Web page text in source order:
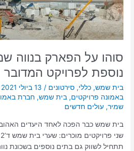
סוהו על הפארק בנווה
נוספת לפרויקט המדובר
בית שמש,כללי,סירטונים / 13 ביולי 2021
באמונה פרויקטים,בית שמש,חברת
שמיר,עולים חדשים
בית שמש כבר הפכה לאחד היעדים
תתחיל לשווק גם בתים נוספים בשכונת
נוספת
לפרויקט
המדובר